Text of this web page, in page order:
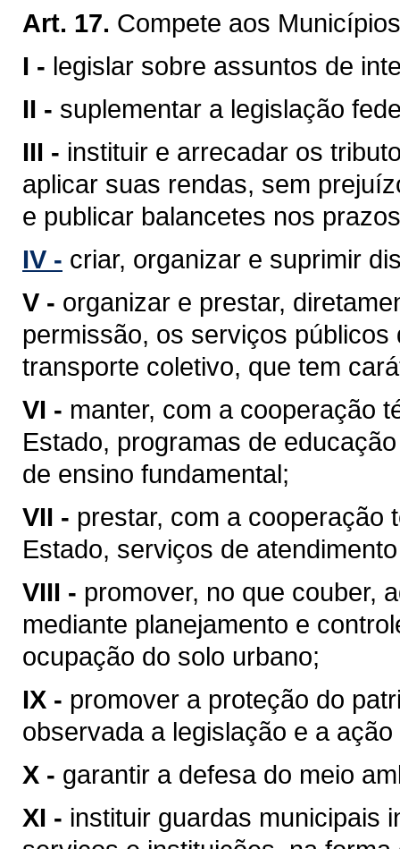
Art. 17. Compete aos
I - legislar sobre assuntos de
II - suplementar a legislação
III - instituir e arrecadar os
aplicar suas rendas, sem
e publicar balancetes nos
IV - criar, organizar e suprimir
V - organizar e prestar,
permissão, os serviços
transporte coletivo, que tem
VI - manter, com a cooperação
Estado, programas de
de ensino fundamental;
VII - prestar, com a cooperação
Estado, serviços de
VIII - promover, no que couber,
mediante planejamento e
ocupação do solo urbano;
IX - promover a proteção do
observada a legislação e a
X - garantir a defesa do meio
XI - instituir guardas municipais